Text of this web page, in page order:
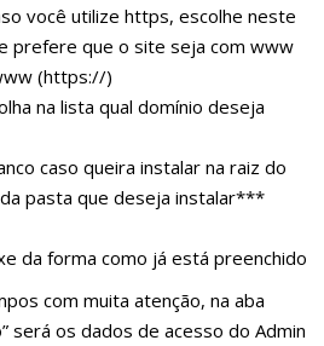
você utilize https, escolhe neste
prefere que o site seja com www
(https://)
na lista qual domínio deseja
caso queira instalar na raiz do
pasta que deseja instalar***
da forma como já está preenchido
com muita atenção, na aba
será os dados de acesso do Admin